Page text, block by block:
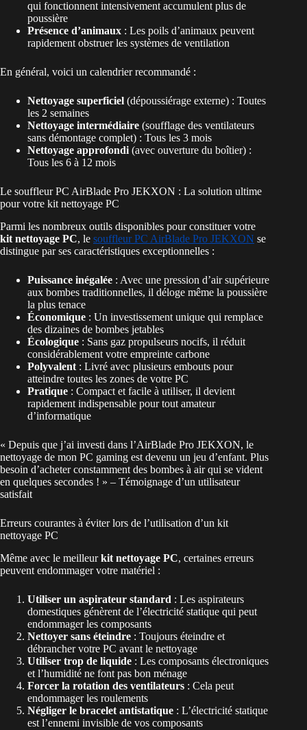
qui fonctionnent intensivement accumulent plus de
poussière
Présence d’animaux : Les poils d’animaux peuvent
rapidement obstruer les systèmes de ventilation
En général, voici un calendrier recommandé :
Nettoyage superficiel (dépoussiérage externe) : Toutes
les 2 semaines
Nettoyage intermédiaire (soufflage des ventilateurs
sans démontage complet) : Tous les 3 mois
Nettoyage approfondi(avec ouverture du boîtier) :
Tous les 6 à 12 mois
Le souffleur PC AirBlade Pro JEKXON : La solution ultime
pour votre kit nettoyage PC
Parmi les nombreux outils disponibles pour constituer votre
kit nettoyage PC, le souffleur PC AirBlade Pro JEKXON se
distingue par ses caractéristiques exceptionnelles :
Puissance inégalée : Avec une pression d’air supérieure
aux bombes traditionnelles, il déloge même la poussière
la plus tenace
Économique : Un investissement unique qui remplace
des dizaines de bombes jetables
Écologique : Sans gaz propulseurs nocifs, il réduit
considérablement votre empreinte carbone
Polyvalent : Livré avec plusieurs embouts pour
atteindre toutes les zones de votre PC
Pratique : Compact et facile à utiliser, il devient
rapidement indispensable pour tout amateur
d’informatique
« Depuis que j’ai investi dans l’AirBlade Pro JEKXON, le
nettoyage de mon PC gaming est devenu un jeu d’enfant. Plus
besoin d’acheter constamment des bombes à air qui se vident
en quelques secondes ! » – Témoignage d’un utilisateur
satisfait
Erreurs courantes à éviter lors de l’utilisation d’un kit
nettoyage PC
Même avec le meilleurkit nettoyage PC, certaines erreurs
peuvent endommager votre matériel :
Utiliser un aspirateur standard : Les aspirateurs
domestiques génèrent de l’électricité statique qui peut
endommager les composants
Nettoyer sans éteindre : Toujours éteindre et
débrancher votre PC avant le nettoyage
Utiliser trop de liquide : Les composants électroniques
et l’humidité ne font pas bon ménage
Forcer la rotation des ventilateurs : Cela peut
endommager les roulements
Négliger le bracelet antistatique : L’électricité statique
est l’ennemi invisible de vos composants